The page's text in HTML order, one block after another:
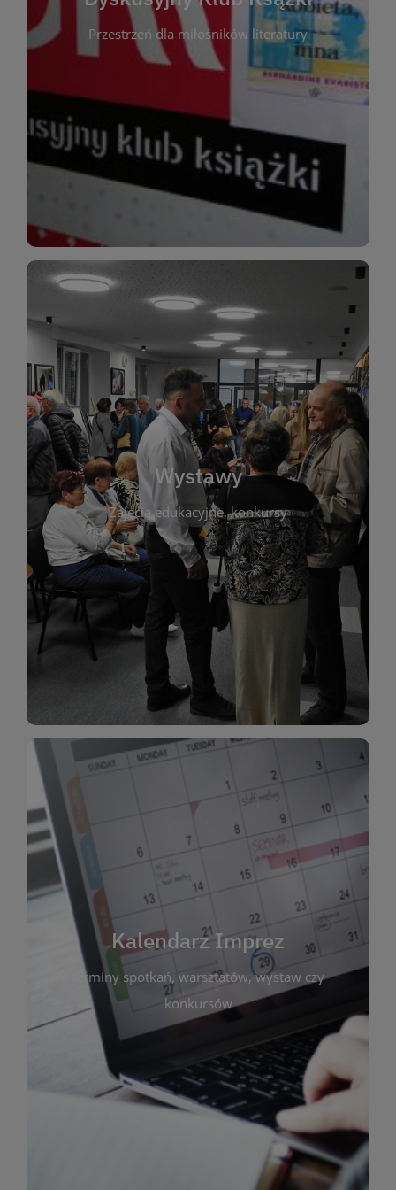
Przestrzeń dla miłośników literatury
Dyskusyjny Klub Ksążki
Dyskusyjny Klub Książki to przestrzeń dla
miłośników literatury, którzy lubią dzielić się
opiniami i emocjami po lekturze. Spotykamy się
regularnie, by rozmawiać o wybranych tytułach z
różnych gatunków literackich. Każde spotkanie to
okazja do inspirującej dyskusji, wymiany
Wystawy
Zajęcia edukacyjne, konkursy
Wystawy
Biblioteka organizuje prezentujące zarówno
sztukę lokalnych twórców, jak i zbiory tematyczne.
W tej sekcji znajdziesz informacje o aktualnych
ekspozycjach oraz archiwum wystaw z
poprzednich lat. Prezentowane prace obejmują
malarstwo, fotografię, rękodzieło i inne formy
artystyczne. Każda wystawa to wyjątkowa okazja
do kontaktu z kulturą i sztuką w przestrzeni
biblioteki. Serdecznie zapraszamy wszystkich
miłośników estetycznych doznań!
WIĘCEJ
Kalendarz Imprez
terminy spotkań, warsztatów, wystaw czy
konkursów
Kalendarz Imprez
Zakładka ta gromadzi wszystkie planowane
wydarzenia kulturalne i edukacyjne organizowane
przez bibliotekę. Możesz tu sprawdzić terminy
spotkań, warsztatów, wystaw czy konkursów.
Dzięki przejrzystemu kalendarzowi łatwo
zaplanujesz udział w interesujących Cię
wydarzeniach. Aktualizujemy harmonogram na
bieżąco, by zawsze był zgodny z planem pracy
biblioteki. Zapraszamy do śledzenia i uczestnictwa
w życiu kulturalnym miasta!
WIĘCEJ